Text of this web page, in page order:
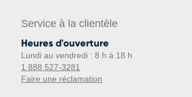
Service à la clientèle
Heures d'ouverture
Lundi au vendredi : 8 h à 18 h
1 888 527-3281
Faire une réclamation